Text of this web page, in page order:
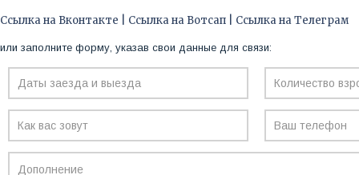
Ссылка на Вконтакте | Ссылка на Вотсап | Ссылка на Телеграм
или заполните форму, указав свои данные для связи: